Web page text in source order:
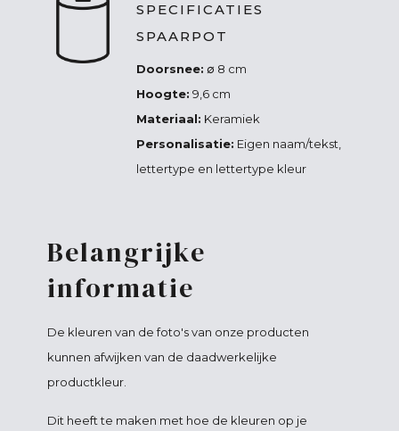
SPECIFICATIES
SPAARPOT
Doorsnee: ∅ 8 cm
Hoogte: 9,6 cm
Materiaal: Keramiek
Personalisatie: Eigen naam/tekst,
lettertype en lettertype kleur
Belangrijke
informatie
De kleuren van de foto's van onze producten
kunnen afwijken van de daadwerkelijke
productkleur.
Dit heeft te maken met hoe de kleuren op je